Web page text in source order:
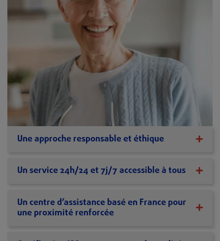
Une approche responsable et éthique
Un service 24h/24 et 7j/7 accessible à tous
Un centre d’assistance basé en France pour
une proximité renforcée